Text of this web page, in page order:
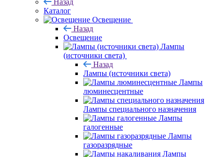
Назад
Каталог
Освещение
Назад
Освещение
Лампы
(источники света)
Назад
Лампы (источники света)
Лампы
люминесцентные
Лампы специального назначения
Лампы
галогенные
Лампы
газоразрядные
Лампы